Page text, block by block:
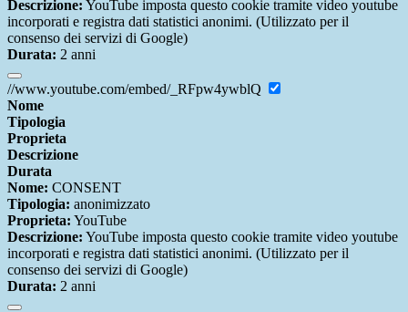
Descrizione: YouTube imposta questo cookie tramite video youtube
incorporati e registra dati statistici anonimi. (Utilizzato per il
consenso dei servizi di Google)
Durata: 2 anni
//www.youtube.com/embed/_RFpw4ywblQ
Nome
Tipologia
Proprieta
Descrizione
Durata
Nome: CONSENT
Tipologia: anonimizzato
Proprieta: YouTube
Descrizione: YouTube imposta questo cookie tramite video youtube
incorporati e registra dati statistici anonimi. (Utilizzato per il
consenso dei servizi di Google)
Durata: 2 anni